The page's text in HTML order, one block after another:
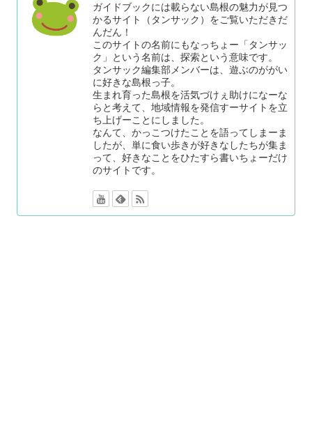
ガイドブックには載らない島根の魅力が見つ
かるサイト（タンサック）をご覧いただきだ
んだん！
このサイトの名前にもなっちょー「タンサッ
ク」という名前は、探索という意味です。
タンサック編集部メンバーは、遊ぶのががい
に好きな島根っ子。
生まれ育った島根を活気づけぇ助けになーな
らと考えて、地域情報を発信すーサイトを立
ち上げーことにしました。
なんて、かっこつけたことを語ってしまーま
したが、単に食い歩きが好きなしたちが集ま
って、好きなことをひたすら書いちょーだけ
のサイトです。